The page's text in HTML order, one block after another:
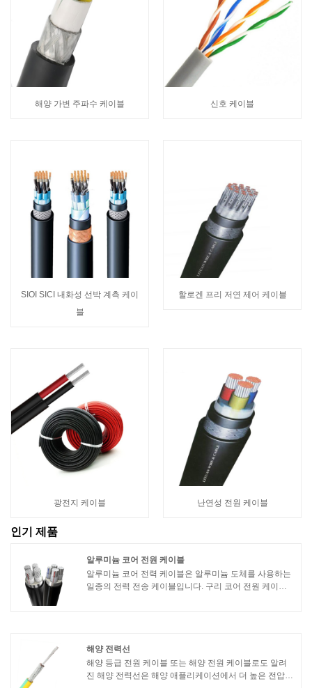
해양 가변 주파수 케이블 신호 케이블
SIOI SICI 내화성 선박 계측 케이
블
할로겐 프리 저연 제어 케이블
광전지 케이블 난연성 전원 케이블
인기 제품
알루미늄 코어 전원 케이블
알루미늄 코어 전력 케이블은 알루미늄 도체를 사용하는
일종의 전력 전송 케이블입니다. 구리 코어 전원 케이블
알루미늄은 우수한 전기 전도성을 가진 우수한 전도성 재
료이며 전력 신호를 효과적으로 전달할 수 있습니다.
해양 전력선
해양 등급 전원 케이블 또는 해양 전원 케이블로도 알려
진 해양 전력선은 해양 애플리케이션에서 더 높은 전압